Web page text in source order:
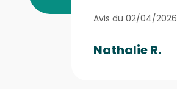
Avis du 02/04/2026
Nathalie R.